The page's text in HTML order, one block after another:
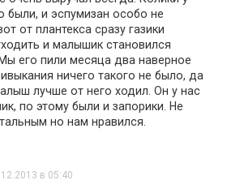
были, и эспумизан особо не
от плантекса сразу газики
и малышик становился
его пили месяца два наверное
ничего такого не было, да
лучше от него ходил. Он у нас
по этому были и запорики. Не
но нам нравился.
в 05:40